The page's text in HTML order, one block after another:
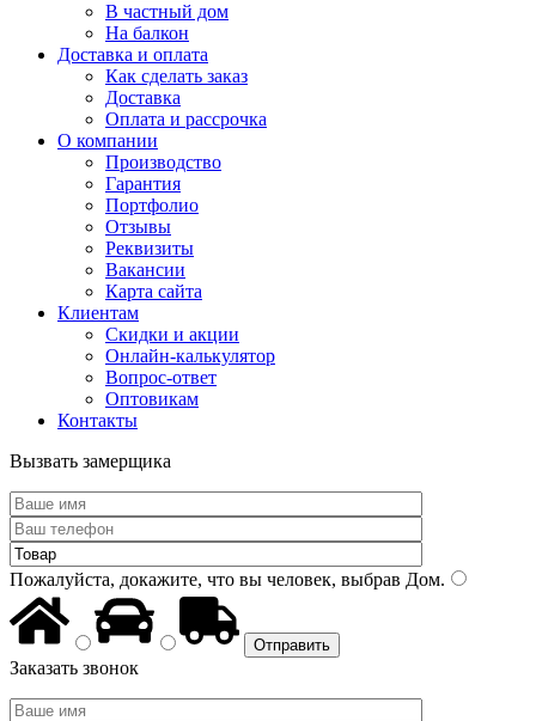
В частный дом
На балкон
Доставка и оплата
Как сделать заказ
Доставка
Оплата и рассрочка
О компании
Производство
Гарантия
Портфолио
Отзывы
Реквизиты
Вакансии
Карта сайта
Клиентам
Скидки и акции
Онлайн-калькулятор
Вопрос-ответ
Оптовикам
Контакты
Вызвать замерщика
Пожалуйста, докажите, что вы человек, выбрав Дом.
Заказать звонок